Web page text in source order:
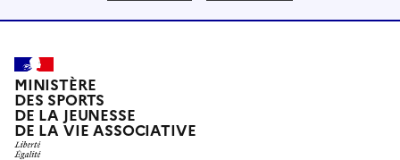
MINISTÈRE
DES SPORTS
DE LA JEUNESSE
DE LA VIE ASSOCIATIVE